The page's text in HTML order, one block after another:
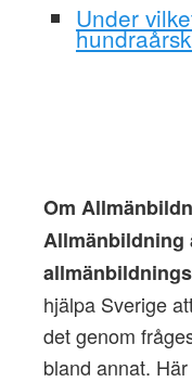
Under
Om
Allmänbildning
hjälpa Sverige
det genom
bland annat.